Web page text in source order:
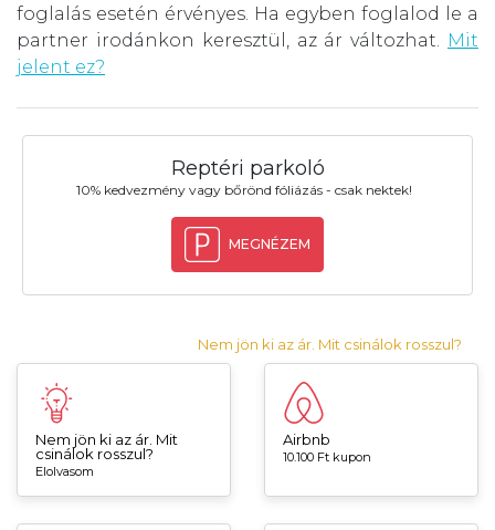
foglalás esetén érvényes. Ha egyben foglalod le a
partner irodánkon keresztül, az ár változhat. Mit
jelent ez?
Reptéri parkoló
10% kedvezmény vagy bőrönd fóliázás - csak nektek!
MEGNÉZEM
Nem jön ki az ár. Mit csinálok rosszul?
Nem jön ki az ár. Mit
csinálok rosszul?
Elolvasom
Airbnb
10.100 Ft kupon